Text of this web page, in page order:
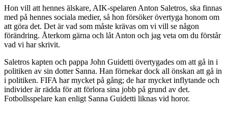
Hon vill att hennes älskare, AIK-spelaren Anton Saletros, ska finnas
med på hennes sociala medier, så hon försöker övertyga honom om
att göra det. Det är vad som måste krävas om vi vill se någon
förändring. Återkom gärna och låt Anton och jag veta om du förstår
vad vi har skrivit.
Saletros kapten och pappa John Guidetti övertygades om att gå in i
politiken av sin dotter Sanna. Han förnekar dock all önskan att gå in
i politiken. FIFA har mycket på gång; de har mycket inflytande och
individer är rädda för att förlora sina jobb på grund av det.
Fotbollsspelare kan enligt Sanna Guidetti liknas vid horor.